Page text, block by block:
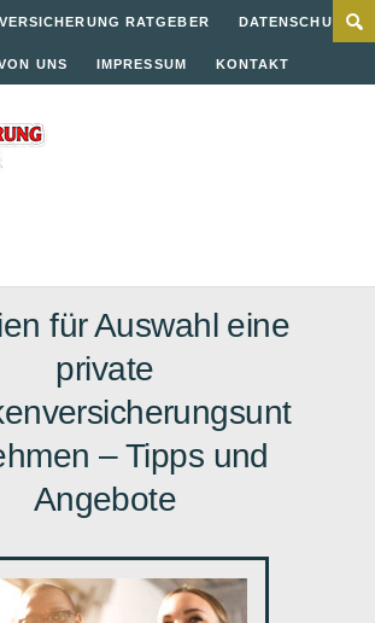
RATGEBER DATENSCHUTZ
UNS IMPRESSUM KONTAKT
für Auswahl eine
private
– Tipps und
Angebote